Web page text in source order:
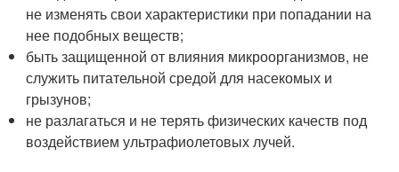
не изменять свои характеристики при попадании на
нее подобных веществ;
быть защищенной от влияния микроорганизмов, не
служить питательной средой для насекомых и
грызунов;
не разлагаться и не терять физических качеств под
воздействием ультрафиолетовых лучей.